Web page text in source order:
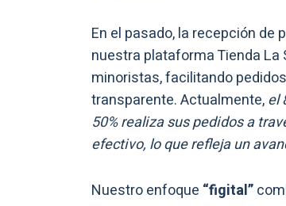
En el pasado, la recepción
nuestra plataforma Tienda
minoristas, facilitando
transparente. Actualmente,el
50% realiza sus pedidos a
efectivo, lo que refleja un
Nuestro enfoque “figital”